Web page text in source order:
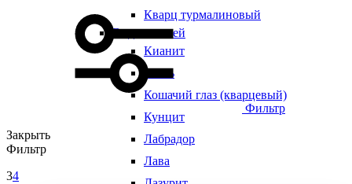
Кварц турмалиновый
Виды камней
Кианит
Кость
Кошачий глаз (кварцевый)
Кунцит
Лабрадор
Лава
Фильтр
Закрыть
Фильтр
34